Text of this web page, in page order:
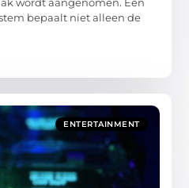
bepaalt niet alleen de
ENTERTAINMENT